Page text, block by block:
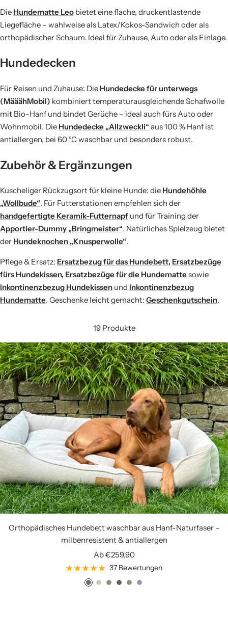
Die Hundematte Leo bietet eine flache, druckentlastende
Liegefläche – wahlweise als Latex/Kokos-Sandwich oder als
orthopädischer Schaum. Ideal für Zuhause, Auto oder als Einlage.
Hundedecken
Für Reisen und Zuhause: Die Hundedecke für unterwegs
(MääähMobil) kombiniert temperaturausgleichende Schafwolle
mit Bio-Hanf und bindet Gerüche – ideal auch fürs Auto oder
Wohnmobil. Die Hundedecke „Allzweckli“aus 100 % Hanf ist
antiallergen, bei 60 °C waschbar und besonders robust.
Zubehör & Ergänzungen
Kuscheliger Rückzugsort für kleine Hunde: die Hundehöhle
„Wollbude“. Für Futterstationen empfehlen sich der
handgefertigte Keramik-Futternapf und für Training der
Apportier-Dummy „Bringmeister“. Natürliches Spielzeug bietet
der Hundeknochen „Knusperwolle“.
Pflege & Ersatz: Ersatzbezug für das Hundebett, Ersatzbezüge
fürs Hundekissen, Ersatzbezüge für die Hundematte sowie
Inkontinenzbezug Hundekissen und Inkontinenzbezug
Hundematte. Geschenke leicht gemacht: Geschenkgutschein.
19 Produkte
Orthopädisches Hundebett waschbar aus Hanf-Naturfaser –
milbenresistent & antiallergen
Angebotspreis
Ab €259,90
37 Bewertungen
d h
f
m
t
o